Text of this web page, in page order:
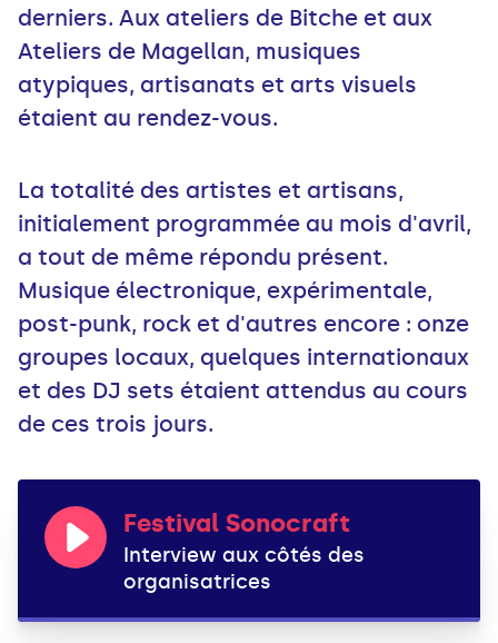
derniers. Aux ateliers de Bitche et aux
Ateliers de Magellan, musiques
atypiques, artisanats et arts visuels
étaient au rendez-vous.
La totalité des artistes et artisans,
initialement programmée au mois d'avril,
a tout de même répondu présent.
Musique électronique, expérimentale,
post-punk, rock et d'autres encore : onze
groupes locaux, quelques internationaux
et des DJ sets étaient attendus au cours
de ces trois jours.
Festival Sonocraft
Interview aux côtés des
organisatrices